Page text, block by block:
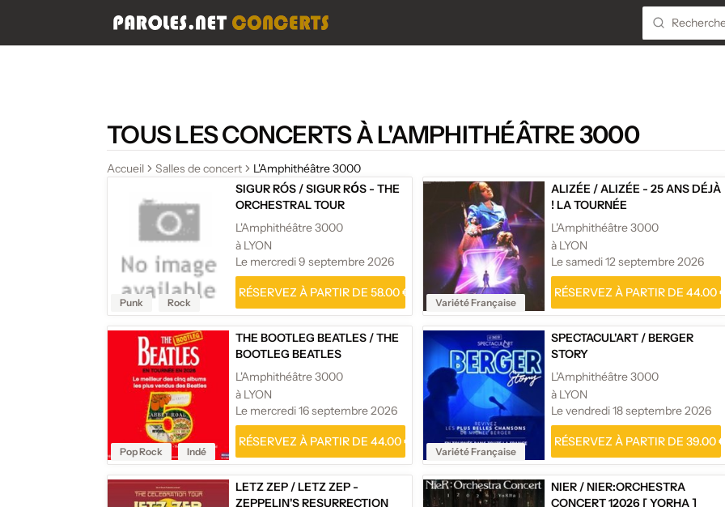
TOUS LES CONCERTS À L'AMPHITHÉÂTRE 3000
Accueil Salles de concert L'Amphithéâtre 3000
Punk Rock
SIGUR RÓS /SIGUR RО́S - THE
ORCHESTRAL TOUR
L'Amphithéâtre 3000
à LYON
Le mercredi 9 septembre 2026
RÉSERVEZ À PARTIR DE 58.00 €
Variété Française
ALIZÉE /ALIZÉE - 25 ANS DÉJÀ
! LA TOURNÉE
L'Amphithéâtre 3000
à LYON
Le samedi 12 septembre 2026
RÉSERVEZ À PARTIR DE 44.00
Pop Rock Indé
THE BOOTLEG BEATLES /THE
BOOTLEG BEATLES
L'Amphithéâtre 3000
à LYON
Le mercredi 16 septembre 2026
RÉSERVEZ À PARTIR DE 44.00 €
Variété Française
SPECTACUL'ART /BERGER
STORY
L'Amphithéâtre 3000
à LYON
Le vendredi 18 septembre 2026
RÉSERVEZ À PARTIR DE 39.00
LETZ ZEP /LETZ ZEP -
ZEPPELIN'S RESURRECTION
NIER /NIER:ORCHESTRA
CONCERT 12026 [ YORHA ]